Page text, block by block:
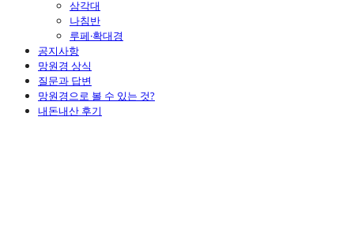
삼각대
나침반
루페·확대경
공지사항
망원경 상식
질문과 답변
망원경으로 볼 수 있는 것?
내돈내산 후기